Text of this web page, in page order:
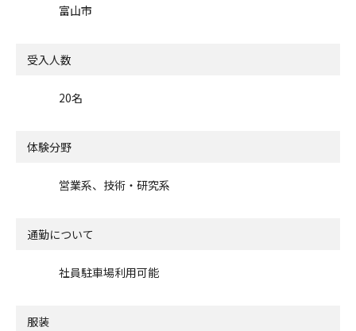
富山市
受入人数
20名
体験分野
営業系、技術・研究系
通勤について
社員駐車場利用可能
服装